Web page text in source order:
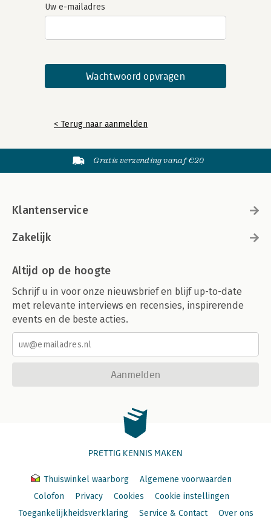
Uw e-mailadres
< Terug naar aanmelden
Gratis verzending vanaf €20
Klantenservice
Zakelijk
Altijd op de hoogte
Schrijf u in voor onze nieuwsbrief en blijf up-to-date
met relevante interviews en recensies, inspirerende
events en de beste acties.
Aanmelden
PRETTIG KENNIS MAKEN
Thuiswinkel waarborg
Algemene voorwaarden
Colofon
Privacy Cookies
Cookie instellingen
Toegankelijkheidsverklaring
Service & Contact Over ons